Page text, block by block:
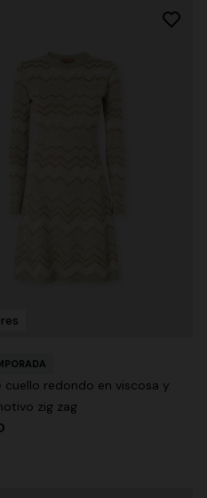
cuello redondo en viscosa y
zig zag